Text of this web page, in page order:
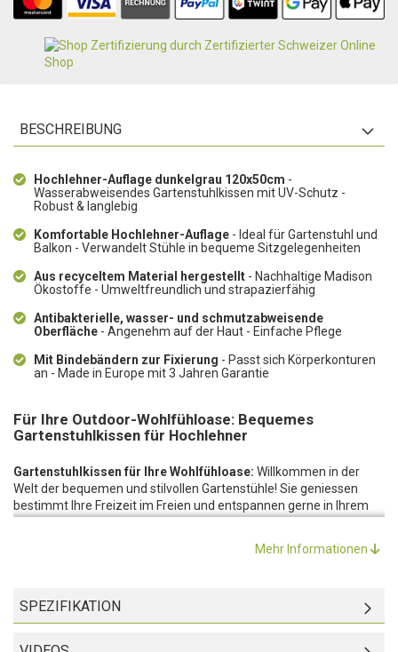
BESCHREIBUNG
Hochlehner-Auflage dunkelgrau 120x50cm -
Wasserabweisendes Gartenstuhlkissen mit UV-Schutz -
Robust & langlebig
Komfortable Hochlehner-Auflage - Ideal für Gartenstuhl und
Balkon - Verwandelt Stühle in bequeme Sitzgelegenheiten
Aus recyceltem Material hergestellt - Nachhaltige Madison
Ökostoffe - Umweltfreundlich und strapazierfähig
Antibakterielle, wasser- und schmutzabweisende
Oberfläche - Angenehm auf der Haut - Einfache Pflege
Mit Bindebändern zur Fixierung - Passt sich Körperkonturen
an - Made in Europe mit 3 Jahren Garantie
Für Ihre Outdoor-Wohlfühloase: Bequemes
Gartenstuhlkissen für Hochlehner
Gartenstuhlkissen für Ihre Wohlfühloase: Willkommen in der
Welt der bequemen und stilvollen Gartenstühle! Sie geniessen
bestimmt Ihre Freizeit im Freien und entspannen gerne in Ihrem
ist der Moment, in dem Sie sich Gedanken über ein neues
und passt zu jedem Gartenstuhl. Verwandeln Sie Ihren Gartenstuhl
in eine bequeme und stilvolle Sitzgelegenheit!
Hochwertige Verarbeitung:
Mehr Informationen
SPEZIFIKATION